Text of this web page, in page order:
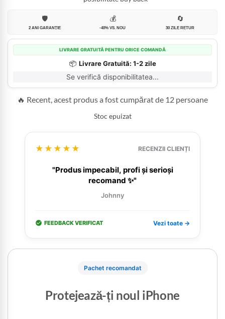
🛡️
2 ANI GARANȚIE
💰
-40% VS. NOU
🔄
30 ZILE RETUR
LIVRARE GRATUITĂ PENTRU ORICE COMANDĂ
📦 Livrare Gratuită: 1-2 zile
Se verifică disponibilitatea...
🔥 Recent, acest produs a fost cumpărat de 12 persoane
Stoc epuizat
★★★★★ RECENZII CLIENȚI
"Produs impecabil, profi și serioși
recomand ✨"
Johnny
FEEDBACK VERIFICAT Vezi toate →
Pachet recomandat
Protejează-ți noul iPhone